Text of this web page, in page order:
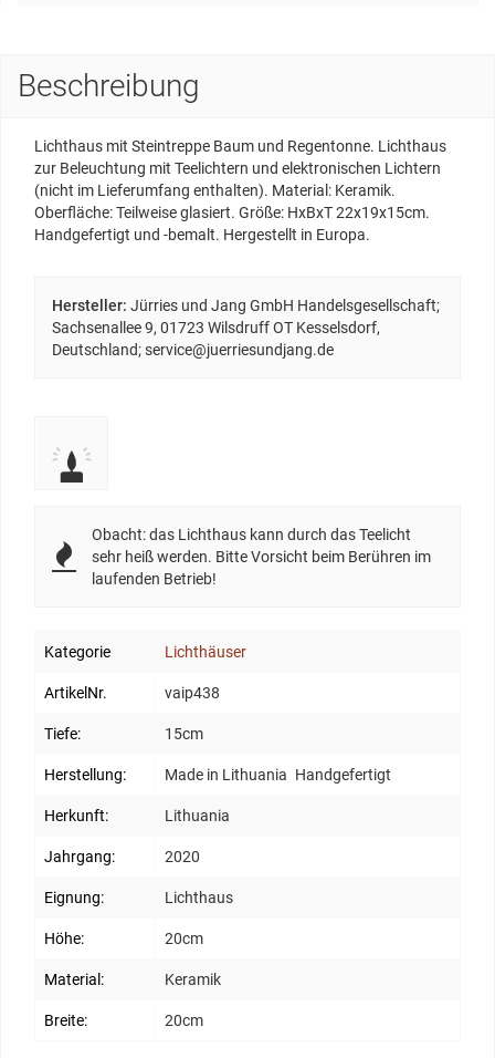
Beschreibung
Lichthaus mit Steintreppe Baum und Regentonne. Lichthaus
zur Beleuchtung mit Teelichtern und elektronischen Lichtern
(nicht im Lieferumfang enthalten). Material: Keramik.
Oberfläche: Teilweise glasiert. Größe: HxBxT 22x19x15cm.
Handgefertigt und -bemalt. Hergestellt in Europa.
Hersteller: Jürries und Jang GmbH Handelsgesellschaft;
Sachsenallee 9, 01723 Wilsdruff OT Kesselsdorf,
Deutschland; service@juerriesundjang.de
Obacht: das Lichthaus kann durch das Teelicht
sehr heiß werden. Bitte Vorsicht beim Berühren im
laufenden Betrieb!
Kategorie Lichthäuser
ArtikelNr. vaip438
Tiefe: 15cm
Herstellung: Made in Lithuania Handgefertigt
Herkunft: Lithuania
Jahrgang: 2020
Eignung: Lichthaus
Höhe: 20cm
Material: Keramik
Breite: 20cm